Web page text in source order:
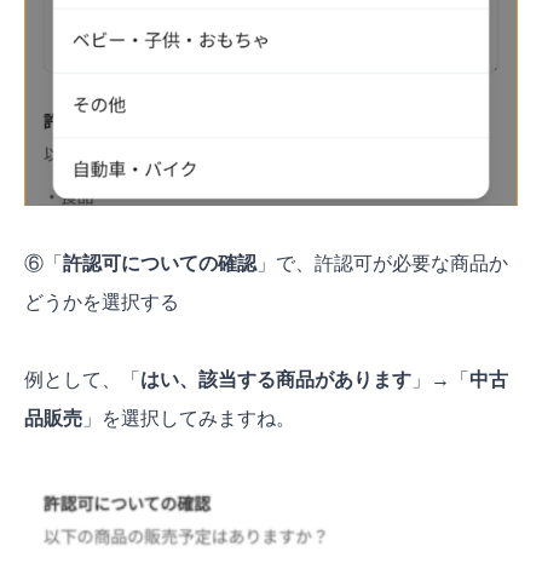
⑥「 許認可についての確認 」で、許認可が必要な商品か
どうかを選択する
例として、「 はい、該当する商品があります 」→「 中古
品販売 」を選択してみますね。